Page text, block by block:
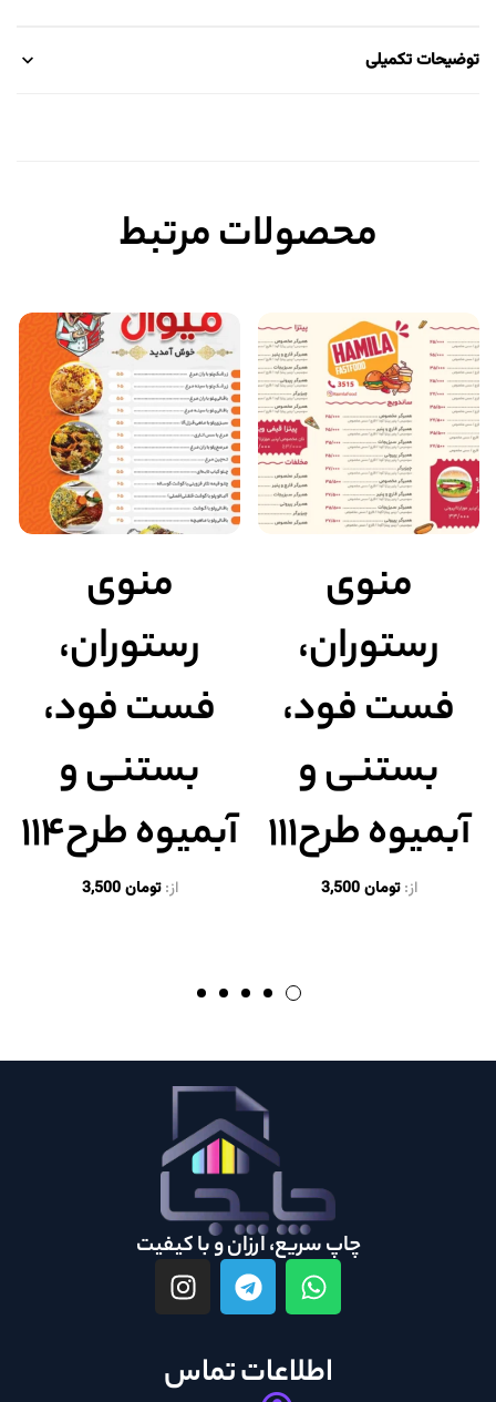
توضیحات تکمیلی
محصولات مرتبط
منوی
رستوران،
فست فود،
بستنی و
آبمیوه طرح۱۱۱
از:تومان3,500
منوی
رستوران،
فست فود،
بستنی و
آبمیوه طرح۱۱۴
از:تومان3,500
چاپ سریع، ارزان و با کیفیت
اطلاعات تماس